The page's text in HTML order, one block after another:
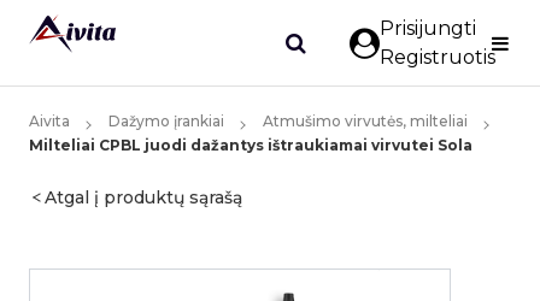
Prisijungti
Registruotis
Aivita Dažymo įrankiai
Atmušimo virvutės, milteliai
Milteliai CPBL juodi dažantys ištraukiamai virvutei Sola
Atgal į produktų sąrašą